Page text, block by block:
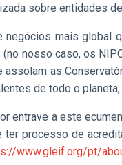
sobre entidades
negócios mais global
nosso caso, os
assolam as
de todo o
entrave a este
ter processo de
www.gleif.org/pt/